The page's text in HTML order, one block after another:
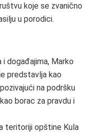
koje se zvanično
u porodici.
događajima, Marko
predstavlja kao
na podršku
borac za pravdu i
teritoriji opštine Kula